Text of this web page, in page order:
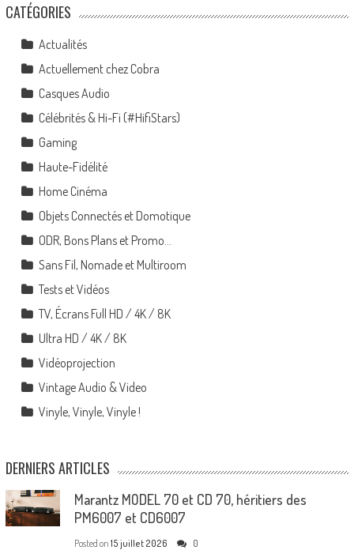
CATÉGORIES
Actualités
Actuellement chez Cobra
Casques Audio
Célébrités & Hi-Fi (#HifiStars)
Gaming
Haute-Fidélité
Home Cinéma
Objets Connectés et Domotique
ODR, Bons Plans et Promo…
Sans Fil, Nomade et Multiroom
Tests et Vidéos
TV, Écrans Full HD / 4K / 8K
Ultra HD / 4K / 8K
Vidéoprojection
Vintage Audio & Video
Vinyle, Vinyle, Vinyle !
DERNIERS ARTICLES
Marantz MODEL 70 et CD 70, héritiers des
PM6007 et CD6007
Posted on 15 juillet 2026 0